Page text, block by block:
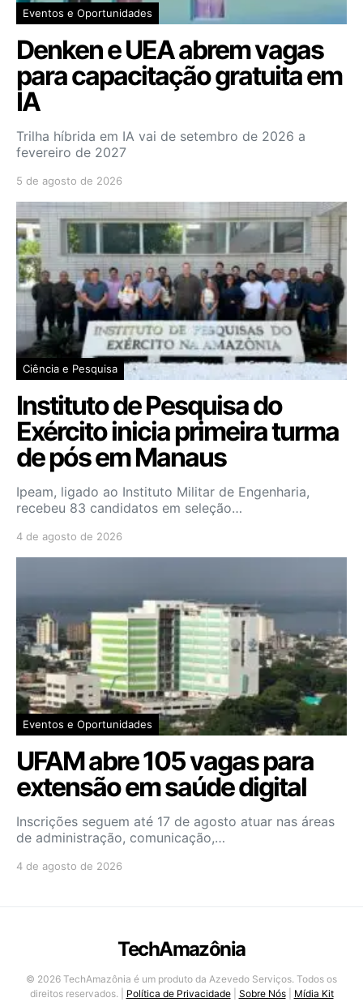
Eventos e Oportunidades
Denken e UEA abrem vagas
para capacitação gratuita em
IA
Trilha híbrida em IA vai de setembro de 2026 a
fevereiro de 2027
5 de agosto de 2026
Ciência e Pesquisa
Instituto de Pesquisa do
Exército inicia primeira turma
de pós em Manaus
Ipeam, ligado ao Instituto Militar de Engenharia,
recebeu 83 candidatos em seleção…
4 de agosto de 2026
Eventos e Oportunidades
UFAM abre 105 vagas para
extensão em saúde digital
Inscrições seguem até 17 de agosto atuar nas áreas
de administração, comunicação,…
4 de agosto de 2026
TechAmazônia
© 2026 TechAmazônia é um produto da Azevedo Serviços. Todos os
direitos reservados. | Política de Privacidade| Sobre Nós| Mídia Kit